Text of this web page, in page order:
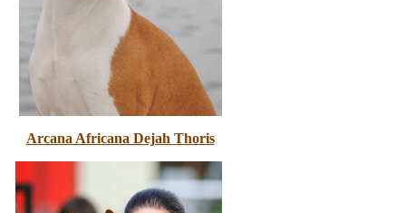
Arcana Africana Dejah Thoris